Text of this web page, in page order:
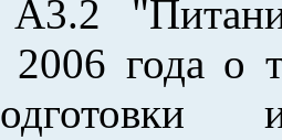
A3.2
года о